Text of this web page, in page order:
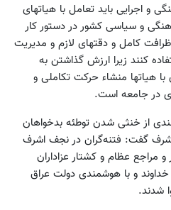
و اجرایی باید تعامل با هیاتهای
و سیاسی کشور در دستور کار
ظرافت کامل و دقتهای لازم و مدیریت
کنند زیرا ارزش گذاشتن به
هیاتها منشاء حرکت تکاملی و
در جامعه است.
از خنثی شدن توطئه بدخواهان
گفت: فتنه‌گران در نجف اشرف
عظام و کشتار عزاداران
و با هوشمندی دولت عراق
شدند.